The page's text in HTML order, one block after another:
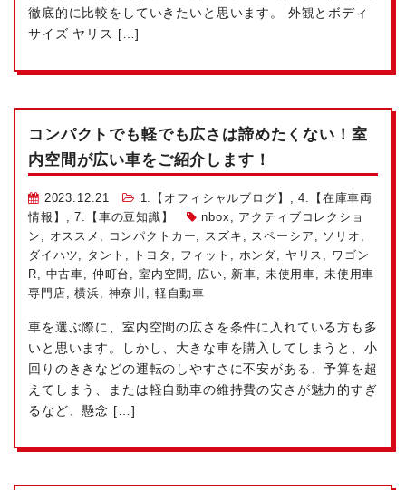
徹底的に比較をしていきたいと思います。 外観とボディ
サイズ ヤリス […]
コンパクトでも軽でも広さは諦めたくない！室
内空間が広い車をご紹介します！
2023.12.21 1.【オフィシャルブログ】 ,4.【在庫車両
情報】
,7.【車の豆知識】 nbox
アクティブコレクショ
ン
オススメ コンパクトカー スズキ スペーシア ソリオ
ダイハツ
タント トヨタ フィット ホンダ ヤリス
ワゴン
R
中古車 仲町台 室内空間 広い 新車 未使用車
未使用車
専門店 ,横浜 神奈川 軽自動車
車を選ぶ際に、室内空間の広さを条件に入れている方も多
いと思います。しかし、大きな車を購入してしまうと、小
回りのききなどの運転のしやすさに不安がある、予算を超
えてしまう、または軽自動車の維持費の安さが魅力的すぎ
るなど、懸念 […]